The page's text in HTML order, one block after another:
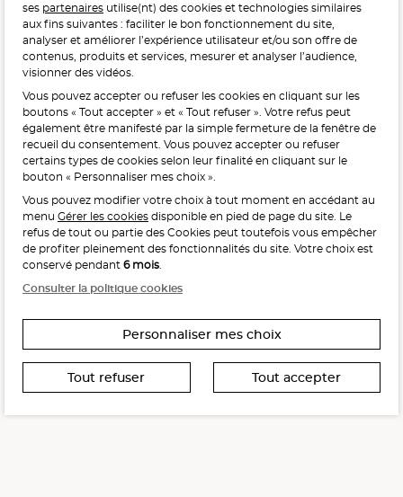
POUR VOTRE SANTÉ, MANGEZ AU MOINS CINQ FRUITS ET
LÉGUMES PAR JOUR.WWW.MANGERBOUGER.FR
L'abus d'alcool est dangereux pour la santé, à consommer
avec modération.
Interdiction de vente de boissons alcooliques
aux mineurs de moins de 18 ans
La preuve de majorité de l’acheteur est exigée au moment
de la vente en ligne.
ses partenaires utilise(nt) des cookies et technologies similaires
aux fins suivantes : faciliter le bon fonctionnement du site,
analyser et améliorer l’expérience utilisateur et/ou son offre de
contenus, produits et services, mesurer et analyser l’audience,
visionner des vidéos.
Vous pouvez accepter ou refuser les cookies en cliquant sur les
boutons « Tout accepter » et « Tout refuser ». Votre refus peut
également être manifesté par la simple fermeture de la fenêtre de
recueil du consentement. Vous pouvez accepter ou refuser
certains types de cookies selon leur finalité en cliquant sur le
bouton « Personnaliser mes choix ».
Vous pouvez modifier votre choix à tout moment en accédant au
menu Gérer les cookies disponible en pied de page du site. Le
refus de tout ou partie des Cookies peut toutefois vous empêcher
de profiter pleinement des fonctionnalités du site. Votre choix est
conservé pendant 6 mois.
Consulter la politique cookies
Personnaliser mes choix
Tout refuser Tout accepter